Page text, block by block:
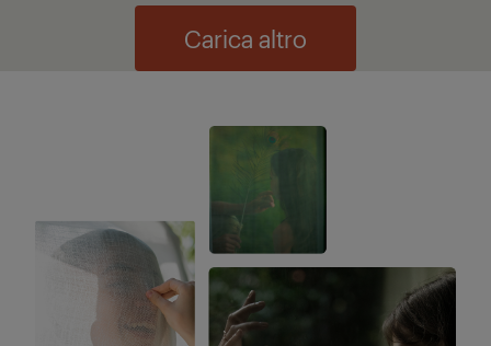
Carica altro